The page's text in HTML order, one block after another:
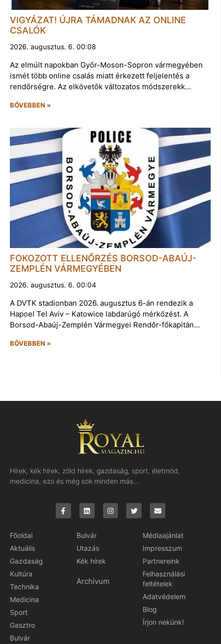
VIGYÁZAT! ÚJRA TÁMADNAK AZ ONLINE
CSALÓK
2026. augusztus. 6. 00:08
Az elmúlt napokban Győr-Moson-Sopron vármegyében
ismét több online csalás miatt érkezett feljelentés a
rendőrségre. Az elkövetők változatos módszerekk…
BŐVEBBEN »
FOKOZOTT ELLENŐRZÉS BORSOD-ABAÚJ-
ZEMPLÉN VÁRMEGYÉBEN
2026. augusztus. 6. 00:04
A DVTK stadionban 2026. augusztus 6-án rendezik a
Hapoel Tel Aviv – Katowice labdarúgó mérkőzést. A
Borsod-Abaúj-Zemplén Vármegyei Rendőr-főkapitán…
BŐVEBBEN »
Hírek, kék hírek, zöld hírek, gazdaság, sport, életmód,
medicina, ezo és még sok minden más…
Főoldal
Aktuális
Gazdaság
Kultúra
Technika
Medicina
Sport
Gasztro
Bulvár
Bulvár
Utazás
Kék hírek
Archívum
Médiaajánlat
Impresszum
Partnereink
Felhasználási
feltételek
Adatvédelem
Blog
Írjon nekünk!